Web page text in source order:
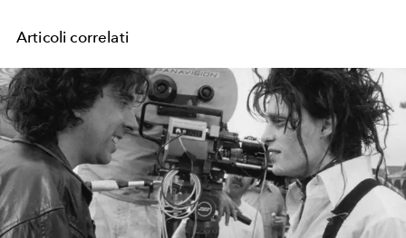
Articoli correlati